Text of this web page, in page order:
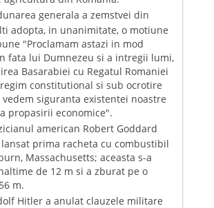
generala a zemstvei din
adopta, in unanimitate, o motiune
"Proclamam astazi in mod
fata lui Dumnezeu si a intregii lumi,
Basarabiei cu Regatul Romaniei
constitutional si sub ocrotire
vedem siguranta existentei noastre
propasirii economice".
american Robert Goddard
prima racheta cu combustibil
Massachusetts; aceasta s-a
de 12 m si a zburat pe o
m.
Hitler a anulat clauzele militare